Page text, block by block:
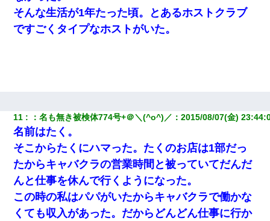
友人とふたりで山口に旅行した時の事。レンタカーを借りて山の
中の道を走っていたら、突然ガガッ！って音がして…
とか知らなかった…
三年働いてたパートを突然クビになった。しかし元職場の主要取
引先のトップが母方の叔父だったので…
13歳娘が元嫁のところから逃げてきた。どう扱ったらいいのかわ
からない
そんな生活が1年たった頃。とあるホストクラブ
ですごくタイプなホストがいた。
11 ：名も無き被検体774号+＠＼(^o^)／ ：2015/08/07(金)
名前はたく。
そこからたくにハマった。たくのお店は1部だっ
たからキャバクラの営業時間と被っていてだんだ
んと仕事を休んで行くようになった。
この時の私はパパがいたからキャバクラで働かな
くても収入があった。だからどんどん仕事に行か